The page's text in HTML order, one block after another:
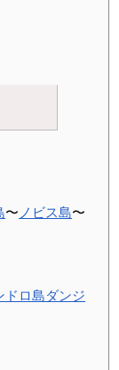
〜 ノビス島〜
ドロ島ダンジ